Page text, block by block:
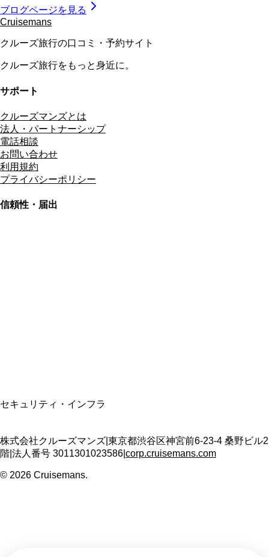
ブログページを見る
Cruisemans
クルーズ旅行の口コミ・予約サイト
クルーズ旅行をもっと身近に。
サポート
クルーズマンズとは
法人・パートナーシップ
電話相談
お問い合わせ
利用規約
プライバシーポリシー
信頼性・届出
セキュリティ・インフラ
株式会社クルーズマンズ 東京都渋谷区神宮前6-23-4 桑野ビル2
階 法人番号 3011301023586 corp.cruisemans.com
© 2026 Cruisemans.